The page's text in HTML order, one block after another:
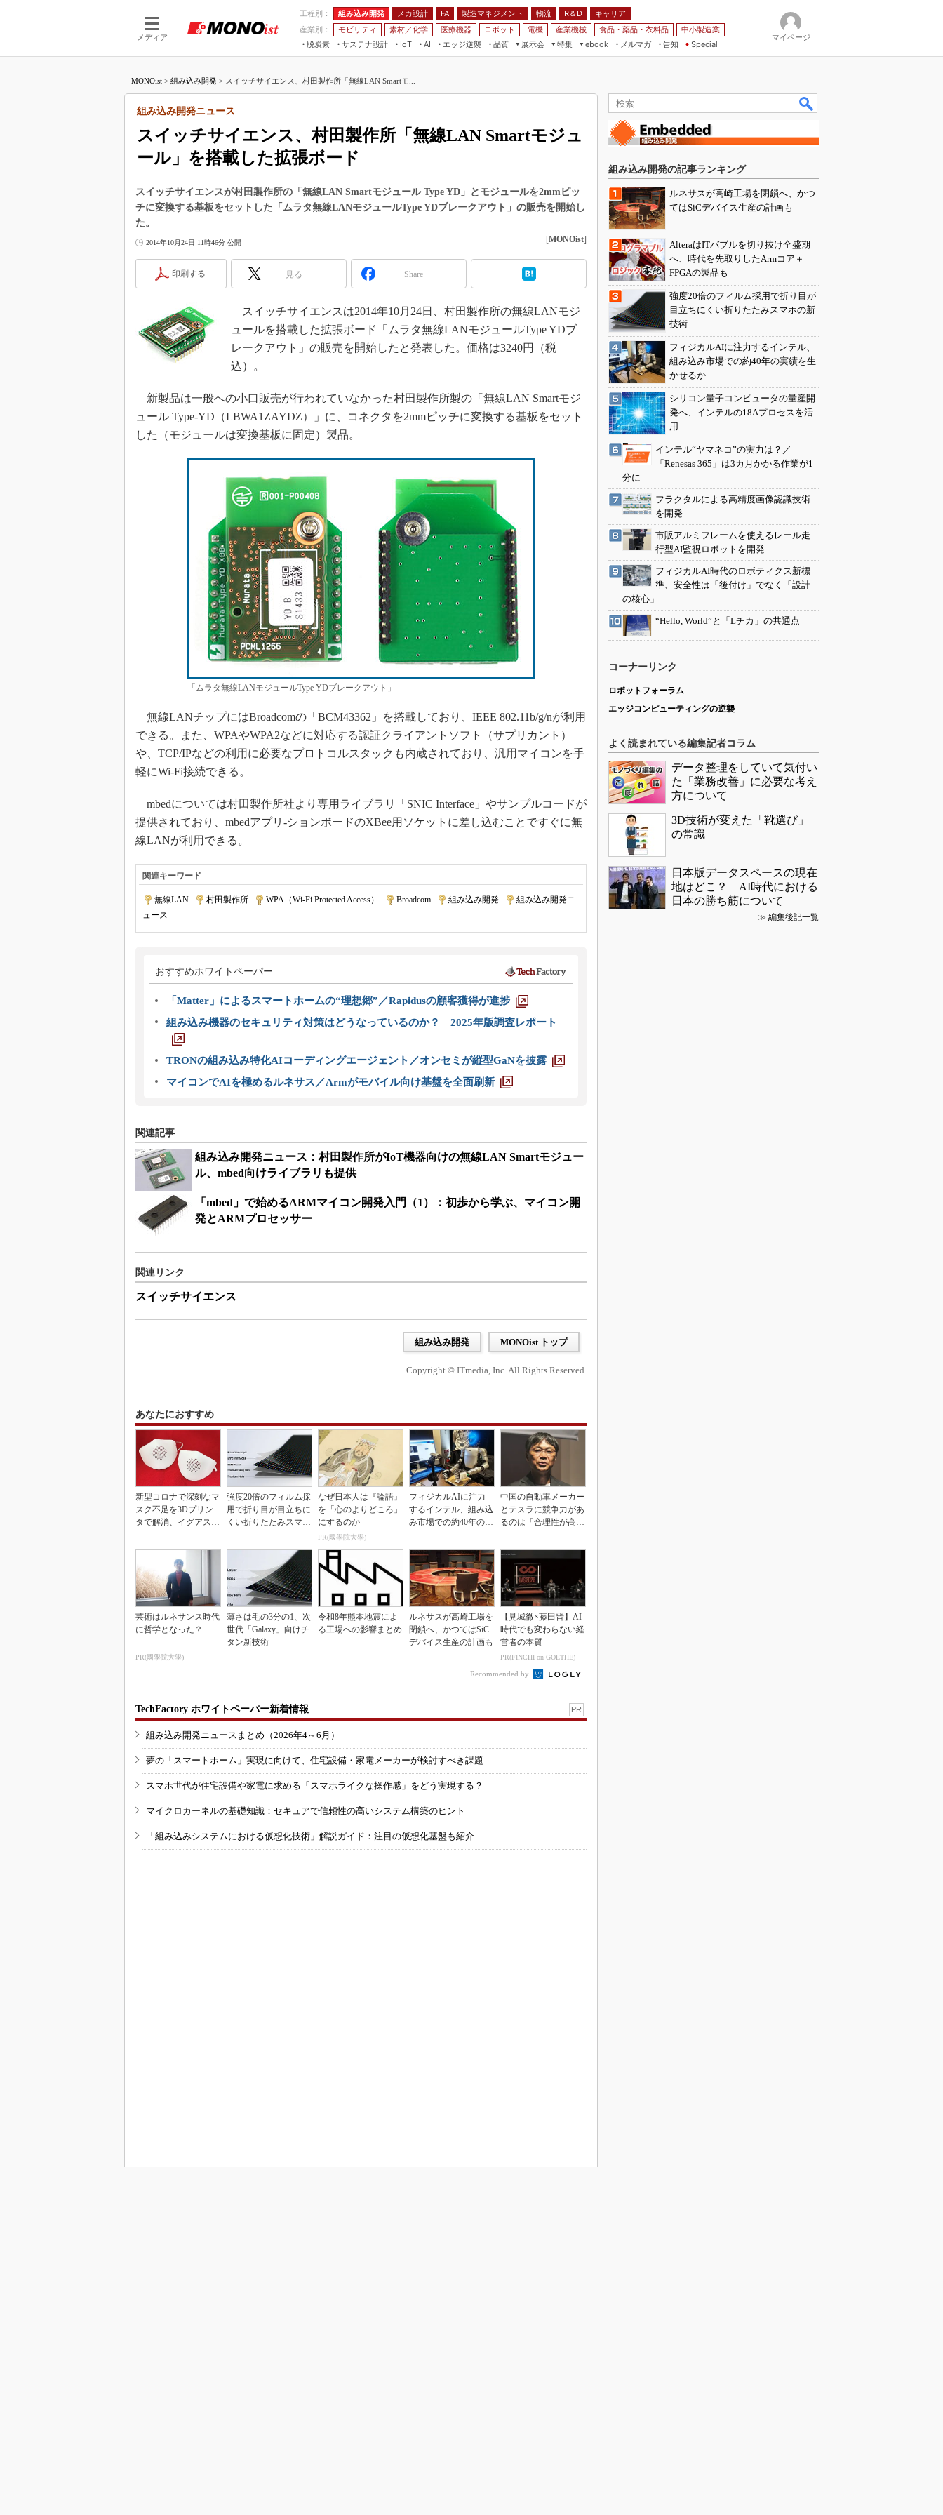
メディア
工程別： 組み込み開発 メカ設計 FA 製造マネジメント 物流 R＆D
キャリア
産業別：
モビリティ 素材／化学 医療機器 ロボット 電機 産業機械 食品・薬品・衣料品
中小製造業
脱炭素
サステナ設計
IoT
つながる工場
AI
AI×設備保全
エッジ逆襲 品質
展示会
JIMTOF
IIFES
TECHNO-FRONTIER
AUTOMOTIVE WORLD
産業オープンネット展
特集
VR／AR
フィールドサービス
組み込み画像技術
組み込みモデリング
ISO26262
3Dプリンタ
デジタルツインとCAE
イノベーション
知財マネジメント
海外生産
グローバル設計・開発
制御セキュリティ
新型コロナへの対応
ebook
メルマガ
告知 Special
マイページ
MONOist > 組み込み開発 > スイッチサイエンス、村田製作所「無線LAN Smartモ...
スイッチサイエンス、村田製作所「無線LAN Smartモジュ
ール」を搭載した拡張ボード
組み込み開発ニュース
スイッチサイエンスが村田製作所の「無線LAN Smartモジュール Type YD」とモジュールを2mmピッ
チに変換する基板をセットした「ムラタ無線LANモジュールType YDブレークアウト」の販売を開始し
た。
2014年10月24日 11時46分 公開 [MONOist]
印刷する 見る Share
スイッチサイエンスは2014年10月24日、村田製作所の無線LANモジ
ュールを搭載した拡張ボード「ムラタ無線LANモジュールType YDブ
レークアウト」の販売を開始したと発表した。価格は3240円（税
込）。
新製品は一般への小口販売が行われていなかった村田製作所製の「無線LAN Smartモジ
ュール Type-YD（LBWA1ZAYDZ）」に、コネクタを2mmピッチに変換する基板をセット
した（モジュールは変換基板に固定）製品。
「ムラタ無線LANモジュールType YDブレークアウト」
無線LANチップにはBroadcomの「BCM43362」を搭載しており、IEEE 802.11b/g/nが利用
できる。また、WPAやWPA2などに対応する認証クライアントソフト（サプリカント）
や、TCP/IPなどの利用に必要なプロトコルスタックも内蔵されており、汎用マイコンを手
軽にWi-Fi接続できる。
mbedについては村田製作所社より専用ライブラリ「SNIC Interface」やサンプルコードが
提供されており、mbedアプリ-ションボードのXBee用ソケットに差し込むことですぐに無
線LANが利用できる。
関連キーワード
無線LAN 村田製作所 WPA（Wi-Fi Protected Access） Broadcom 組み込み開発
組み込み開発ニ
ュース
おすすめホワイトペーパー
「Matter」によるスマートホームの“理想郷”／Rapidusの顧客獲得が進捗
組み込み機器のセキュリティ対策はどうなっているのか？ 2025年版調査レポート
TRONの組み込み特化AIコーディングエージェント／オンセミが縦型GaNを披露
マイコンでAIを極めるルネサス／Armがモバイル向け基盤を全面刷新
関連記事
組み込み開発ニュース：村田製作所がIoT機器向けの無線LAN Smartモジュー
ル、mbed向けライブラリも提供
「mbed」で始めるARMマイコン開発入門（1）：初歩から学ぶ、マイコン開
発とARMプロセッサー
関連リンク
スイッチサイエンス
組み込み開発 MONOist トップ
Copyright © ITmedia, Inc. All Rights Reserved.
あなたにおすすめ
新型コロナで深刻なマ
スク不足を3Dプリン
タで解消、イグアスが
強度20倍のフィルム採
用で折り目が目立ちに
くい折りたたみスマホ
なぜ日本人は『論語』
を「心のよりどころ」
にするのか
PR(國學院大學)
フィジカルAIに注力
するインテル、組み込
み市場での約40年の実
中国の自動車メーカー
とテスラに競争力があ
るのは「合理性が高
芸術はルネサンス時代
に哲学となった？
PR(國學院大學)
薄さは毛の3分の1、次
世代「Galaxy」向けチ
タン新技術
令和8年熊本地震によ
る工場への影響まとめ
ルネサスが高崎工場を
閉鎖へ、かつてはSiC
デバイス生産の計画も
【見城徹×藤田晋】AI
時代でも変わらない経
営者の本質
PR(FINCHI on GOETHE)
Recommended by
TechFactory ホワイトペーパー新着情報 PR
組み込み開発ニュースまとめ（2026年4～6月）
夢の「スマートホーム」実現に向けて、住宅設備・家電メーカーが検討すべき課題
スマホ世代が住宅設備や家電に求める「スマホライクな操作感」をどう実現する？
マイクロカーネルの基礎知識：セキュアで信頼性の高いシステム構築のヒント
「組み込みシステムにおける仮想化技術」解説ガイド：注目の仮想化基盤も紹介
組み込み開発の記事ランキング
ルネサスが高崎工場を閉鎖へ、かつ
てはSiCデバイス生産の計画も
AlteraはITバブルを切り抜け全盛期
へ、時代を先取りしたArmコア＋
FPGAの製品も
強度20倍のフィルム採用で折り目が
目立ちにくい折りたたみスマホの新
技術
フィジカルAIに注力するインテル、
組み込み市場での約40年の実績を生
かせるか
シリコン量子コンピュータの量産開
発へ、インテルの18Aプロセスを活
用
インテル“ヤマネコ”の実力は？／
「Renesas 365」は3カ月かかる作業が1
分に
フラクタルによる高精度画像認識技術
を開発
市販アルミフレームを使えるレール走
行型AI監視ロボットを開発
フィジカルAI時代のロボティクス新標
準、安全性は「後付け」でなく「設計
の核心」
“Hello, World”と「Lチカ」の共通点
コーナーリンク
ロボットフォーラム
エッジコンピューティングの逆襲
よく読まれている編集記者コラム
データ整理をしていて気付い
た「業務改善」に必要な考え
方について
3D技術が変えた「靴選び」
の常識
日本版データスペースの現在
地はどこ？ AI時代における
日本の勝ち筋について
≫ 編集後記一覧